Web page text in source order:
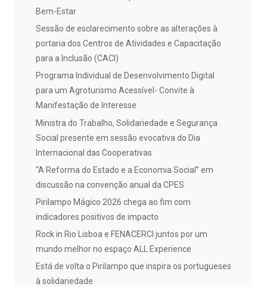
Bem-Estar
Sessão de esclarecimento sobre as alterações à
portaria dos Centros de Atividades e Capacitação
para a Inclusão (CACI)
Programa Individual de Desenvolvimento Digital
para um Agroturismo Acessível- Convite à
Manifestação de Interesse
Ministra do Trabalho, Solidariedade e Segurança
Social presente em sessão evocativa do Dia
Internacional das Cooperativas
“A Reforma do Estado e a Economia Social” em
discussão na convenção anual da CPES
Pirilampo Mágico 2026 chega ao fim com
indicadores positivos de impacto
Rock in Rio Lisboa e FENACERCI juntos por um
mundo melhor no espaço ALL Experience
Está de volta o Pirilampo que inspira os portugueses
à solidariedade